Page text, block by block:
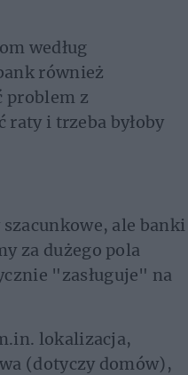
według
również
problem z
raty i trzeba byłoby
ale banki
za dużego pola
"zasługuje" na
lokalizacja,
(dotyczy domów),